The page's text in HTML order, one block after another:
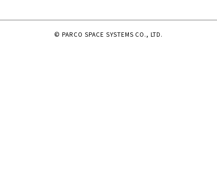
© PARCO SPACE SYSTEMS CO., LTD.